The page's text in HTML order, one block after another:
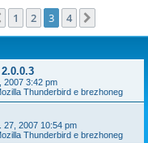
c
Précédent
1 2 3 4
2007 3:42 pm
Thunderbird e brezhoneg
27, 2007 10:54 pm
Thunderbird e brezhoneg